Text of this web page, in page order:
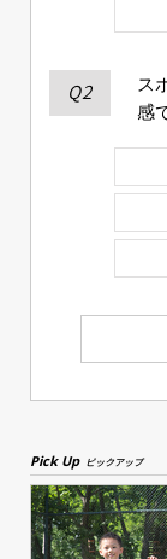
Q2
ス
感
Pick Up ピックアップ